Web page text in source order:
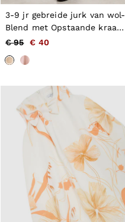
3-9 jr gebreide jurk van wol-
Blend met Opstaande kraag
en kasjmier in Naturel
€ 95 € 40